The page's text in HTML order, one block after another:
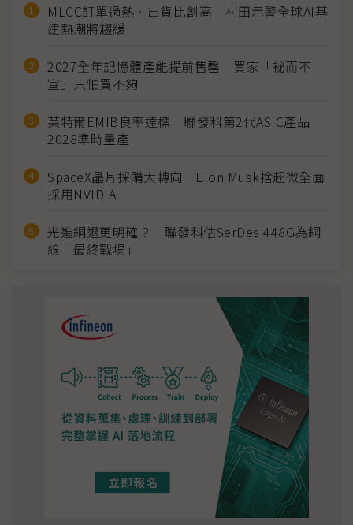
MLCC訂單過熱、出貨比創高 村田示警全球AI基
建熱潮將趨緩
2027全年記憶體產能提前售罄 買家「祕而不
宣」只怕買不夠
英特爾EMIB良率達標 聯發科第2代ASIC產品
2028準時量產
SpaceX晶片採購大轉向 Elon Musk捨超微全面
採用NVIDIA
光進銅退更明確？ 聯發科估SerDes 448G為銅
線「最終戰場」